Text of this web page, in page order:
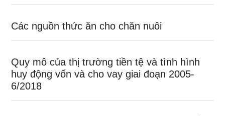
Các nguồn thức ăn cho chăn nuôi
Quy mô của thị trường tiền tệ và tình hình
huy động vốn và cho vay giai đoạn 2005-
6/2018